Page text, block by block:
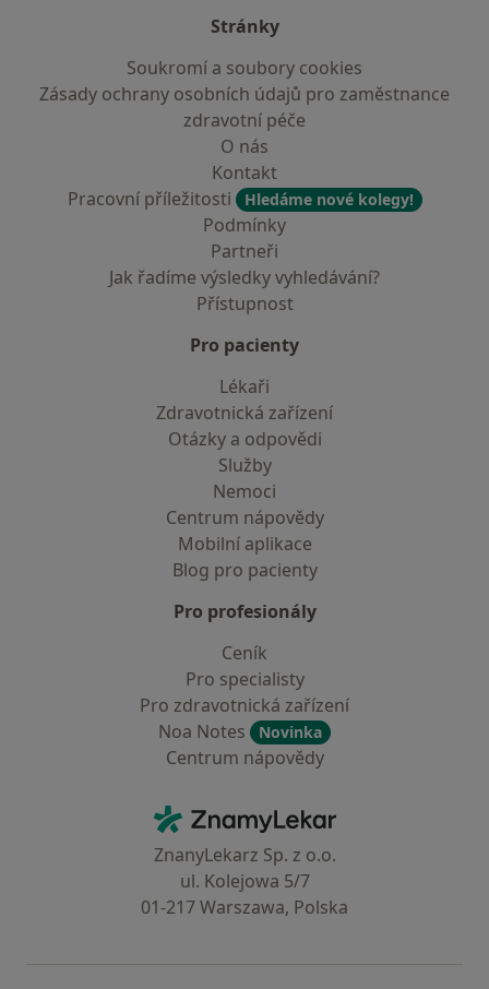
Stránky
Soukromí a soubory cookies
Zásady ochrany osobních údajů pro zaměstnance
zdravotní péče
O nás
Kontakt
Pracovní příležitosti
Hledáme nové kolegy!
Podmínky
Partneři
Jak řadíme výsledky vyhledávání?
Přístupnost
Pro pacienty
Lékaři
Zdravotnická zařízení
Otázky a odpovědi
Služby
Nemoci
Centrum nápovědy
Mobilní aplikace
Blog pro pacienty
Pro profesionály
Ceník
Pro specialisty
Pro zdravotnická zařízení
Noa Notes
Novinka
Centrum nápovědy
ZnamyLekar - Hlavní stránka
ZnanyLekarz Sp. z o.o.
ul. Kolejowa 5/7
01-217 Warszawa, Polska